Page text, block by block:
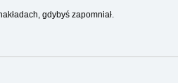
gdybyś zapomniał.